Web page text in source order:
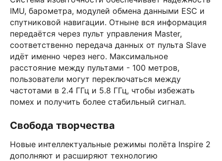
IMU, барометра, модулей обмена данными ESC и
спутниковой навигации. Отныне вся информация
передаётся через пульт управления Master,
соответственно передача данных от пульта Slave
идёт именно через него. Максимальное
расстояние между пультами - 100 метров,
пользователи могут переключаться между
частотами в 2.4 ГГц и 5.8 ГГц, чтобы избежать
помех и получить более стабильный сигнал.
Свобода творчества
Новые интеллектуальные режимы полёта Inspire 2
дополняют и расширяют технологию